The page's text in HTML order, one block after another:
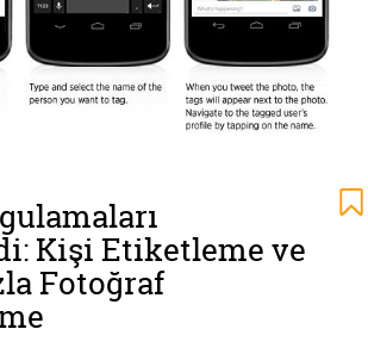
Kişi Etiketleme ve
Fotoğraf